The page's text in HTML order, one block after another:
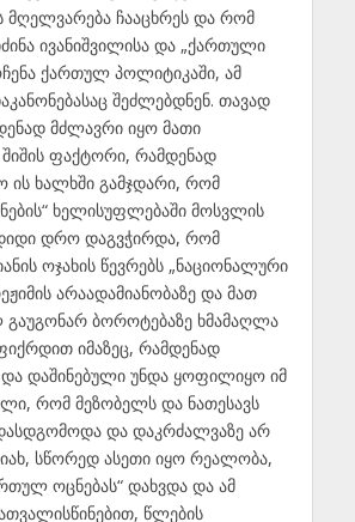
მღელვარება ჩააცხრეს და რომ
ივანიშვილისა და „ქართული
ქართულ პოლიტიკაში, ამ
შეძლებდნენ. თავად
მძლავრი იყო მათი
ფაქტორი, რამდენად
ის ხალხში გამჯდარი, რომ
ხელისუფლებაში მოსვლის
დრო დაგვჭირდა, რომ
ოჯახის წევრებს „ნაციონალური
არაადამიანობაზე და მათ
გაუგონარ ბოროტებაზე ხმამაღლა
იმაზეც, რამდენად
დაშინებული უნდა ყოფილიყო იმ
რომ მეზობელს და ნათესავს
და დაკრძალვაზე არ
სწორედ ასეთი იყო რეალობა,
ოცნებას“ დახვდა და ამ
წლების